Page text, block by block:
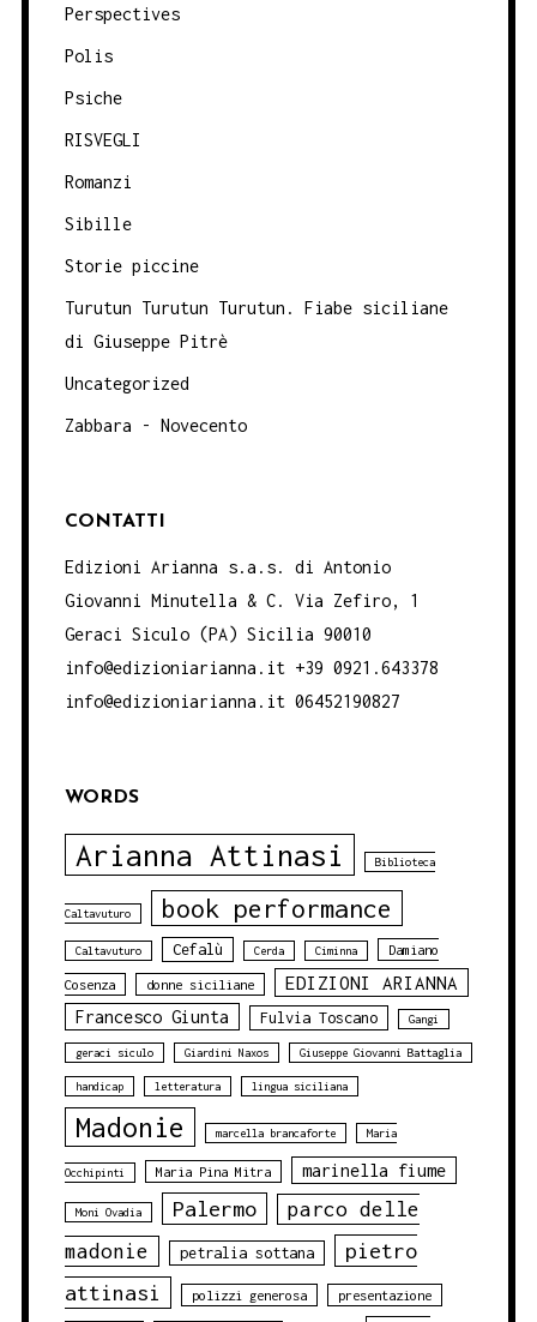
Perspectives
Polis
Psiche
RISVEGLI
Romanzi
Sibille
Storie piccine
Turutun Turutun Turutun. Fiabe siciliane
di Giuseppe Pitrè
Uncategorized
Zabbara - Novecento
CONTATTI
Edizioni Arianna s.a.s. di Antonio
Giovanni Minutella & C. Via Zefiro, 1
Geraci Siculo (PA) Sicilia 90010
info@edizioniarianna.it +39 0921.643378
info@edizioniarianna.it 06452190827
WORDS
Arianna Attinasi Biblioteca
Caltavuturo book performance
Caltavuturo Cefalù Cerda Ciminna Damiano
Cosenza donne siciliane EDIZIONI ARIANNA
Francesco Giunta Fulvia Toscano Gangi
geraci siculo Giardini Naxos Giuseppe Giovanni Battaglia
handicap letteratura lingua siciliana
Madonie marcella brancaforte Maria
Occhipinti Maria Pina Mitra marinella fiume
Moni Ovadia Palermo
parco delle
madonie
petralia sottana
pietro
attinasi
polizzi generosa presentazione